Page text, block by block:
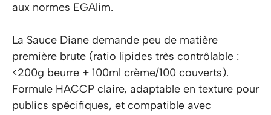
aux normes EGAlim.
La Sauce Diane demande peu de matière
première brute (ratio lipides très contrôlable :
<200g beurre + 100ml crème/100 couverts).
Formule HACCP claire, adaptable en texture pour
publics spécifiques, et compatible avec